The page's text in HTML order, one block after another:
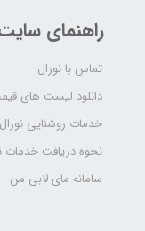
راهنمای
تماس با نورال
دانلود لیست های
خدمات روشنایی نورال
نحوه دریافت خدمات
سامانه مای لابی من